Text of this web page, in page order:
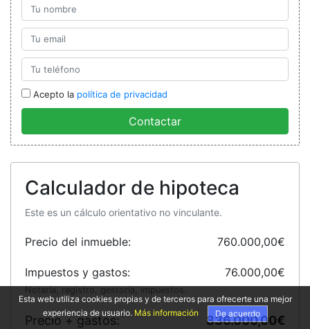
Acepto la política de privacidad
Contactar
Calculador de hipoteca
Este es un cálculo orientativo no vinculante.
Precio del inmueble: 760.000,00€
Impuestos y gastos:
Notaría, registro, gestoría, impuestos.
76.000,00€
Precio + gastos: 836.000,00€
Esta web utiliza cookies propias y de terceros para ofrecerte una mejor
experiencia de usuario. Más información De acuerdo